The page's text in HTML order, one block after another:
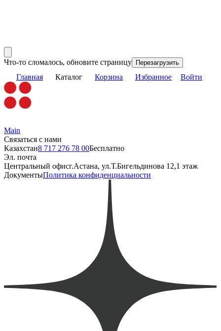
Что-то сломалось, обновите страницу Перезагрузить
Главная Каталог Корзина Избранное Войти
Main
Связаться с нами
Казахстан8 717 276 78 00Бесплатно
Эл. почта
Центральный офисг.Астана, ул.Т.Бигельдинова 12,1 этаж
ДокументыПолитика конфиденциальности